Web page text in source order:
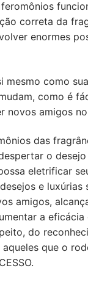
correta da
enormes
mesmo como
como é
novos amigos
das
o
eletrificar
e luxúrias
amigos,
a eficácia
do
que o